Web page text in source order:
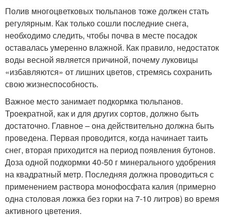
Полив многоцветковых тюльпанов тоже должен стать
регулярным. Как только сошли последние снега,
необходимо следить, чтобы почва в месте посадок
оставалась умеренно влажной. Как правило, недостаток
воды весной является причиной, почему луковицы
«избавляются» от лишних цветов, стремясь сохранить
свою жизнеспособность.
Важное место занимает подкормка тюльпанов.
Троекратной, как и для других сортов, должно быть
достаточно. Главное – она действительно должна быть
проведена. Первая проводится, когда начинает таить
снег, вторая приходится на период появления бутонов.
Доза одной подкормки 40-50 г минерального удобрения
на квадратный метр. Последняя должна проводиться с
применением раствора монофосфата калия (примерно
одна столовая ложка без горки на 7-10 литров) во время
активного цветения.